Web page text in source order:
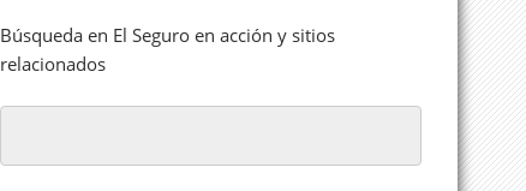
Búsqueda en El Seguro en acción y sitios
relacionados